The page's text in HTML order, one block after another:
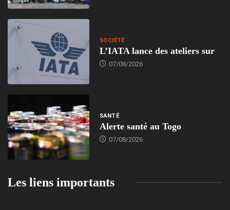
SOCIÉTÉ
L’IATA lance des ateliers sur
07/08/2026
SANTÉ
Alerte santé au Togo
07/08/2026
Les liens importants